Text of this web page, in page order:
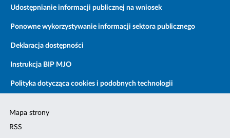
Udostępnianie informacji publicznej na wniosek
Ponowne wykorzystywanie informacji sektora publicznego
Deklaracja dostępności
Instrukcja BIP MJO
Polityka dotycząca cookies i podobnych technologii
Mapa strony
RSS